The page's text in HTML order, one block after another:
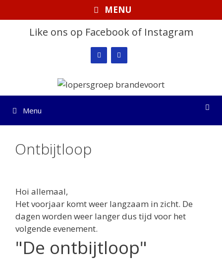
naar
MENU
Like ons op Facebook of Instagram
Menu
Ontbijtloop
Hoi allemaal,
Het voorjaar komt weer langzaam in zicht. De
dagen worden weer langer dus tijd voor het
volgende evenement.
"De ontbijtloop"